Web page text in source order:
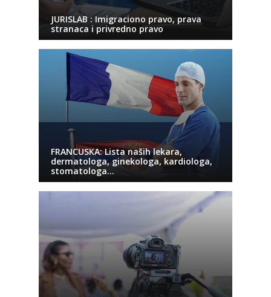
JURISLAB : Imigraciono pravo, prava
stranaca i privredno pravo
FRANCUSKA: Lista naših lekara,
dermatologa, ginekologa, kardiologa,
stomatologa…